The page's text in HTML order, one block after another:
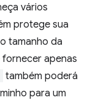
vários
protege sua
tamanho da
apenas
também poderá
para um